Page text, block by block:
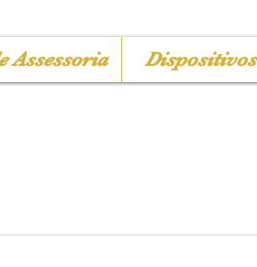
Assessoria Dispositivos